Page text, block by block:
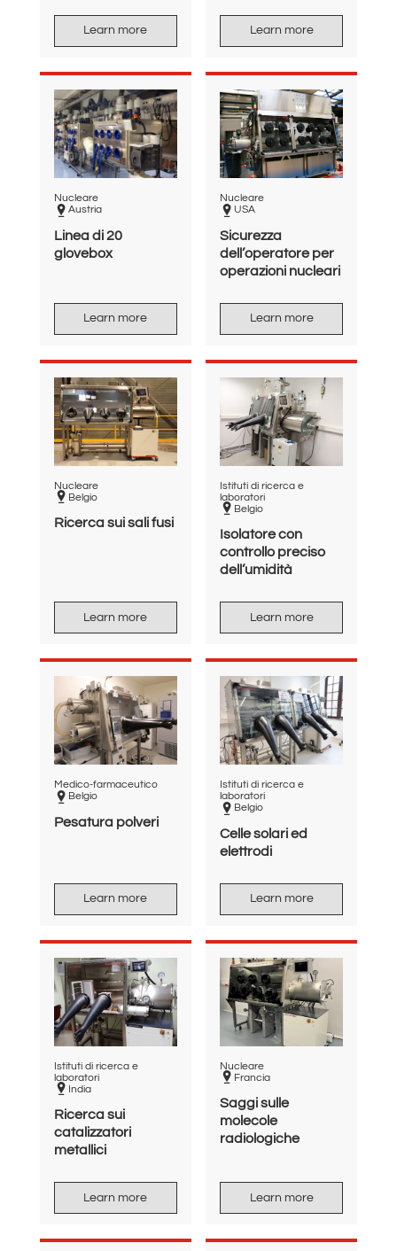
Learn more Learn more
Nucleare
Austria
Linea di 20
glovebox
Learn more
Nucleare
USA
Sicurezza
dell’operatore per
operazioni nucleari
Learn more
Nucleare
Belgio
Ricerca sui sali fusi
Learn more
Istituti di ricerca e
laboratori
Belgio
Isolatore con
controllo preciso
dell’umidità
Learn more
Medico-farmaceutico
Belgio
Pesatura polveri
Learn more
Istituti di ricerca e
laboratori
Belgio
Celle solari ed
elettrodi
Learn more
Istituti di ricerca e
laboratori
India
Ricerca sui
catalizzatori
metallici
Learn more
Nucleare
Francia
Saggi sulle
molecole
radiologiche
Learn more